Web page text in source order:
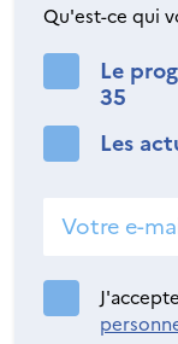
Qu'est-ce qui
Le
35
Les